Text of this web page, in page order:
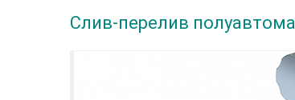
Слив-перелив